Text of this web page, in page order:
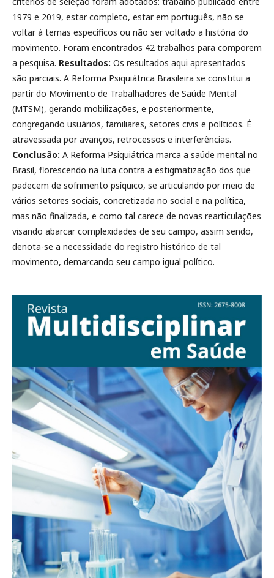
1979 e 2019, estar completo, estar em português, não se
voltar à temas específicos ou não ser voltado a história do
movimento. Foram encontrados 42 trabalhos para comporem
a pesquisa. Resultados: Os resultados aqui apresentados
são parciais. A Reforma Psiquiátrica Brasileira se constitui a
partir do Movimento de Trabalhadores de Saúde Mental
(MTSM), gerando mobilizações, e posteriormente,
congregando usuários, familiares, setores civis e políticos. É
atravessada por avanços, retrocessos e interferências.
Conclusão: A Reforma Psiquiátrica marca a saúde mental no
Brasil, florescendo na luta contra a estigmatização dos que
padecem de sofrimento psíquico, se articulando por meio de
vários setores sociais, concretizada no social e na política,
mas não finalizada, e como tal carece de novas rearticulações
visando abarcar complexidades de seu campo, assim sendo,
denota-se a necessidade do registro histórico de tal
movimento, demarcando seu campo igual político.